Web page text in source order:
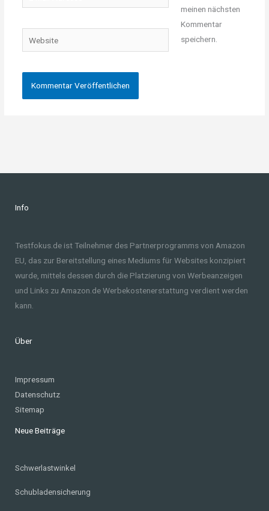
Mail-
Website
meinen nächsten
Kommentar
speichern.
Info
Testfokus.de ist Teilnehmer des Partnerprogramms von Amazon
EU, das zur Bereitstellung eines Mediums für Websites konzipiert
wurde, mittels dessen durch die Platzierung von Werbeanzeigen
und Links zu Amazon.de Werbekostenerstattung verdient werden
kann.
Über
Impressum
Datenschutz
Sitemap
Neue Beiträge
Schwerlastwinkel
Schubladensicherung